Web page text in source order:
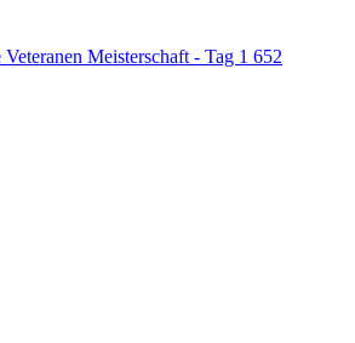
Veteranen Meisterschaft - Tag 1 652